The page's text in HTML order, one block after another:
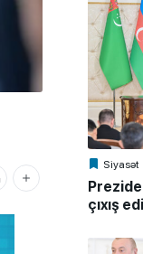
Siyasət
çıxış